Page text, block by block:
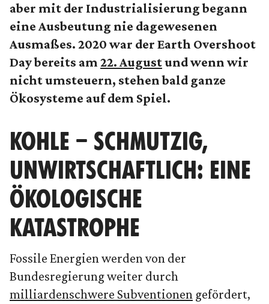
aber mit der Industrialisierung begann
eine Ausbeutung nie dagewesenen
Ausmaßes. 2020 war der Earth Overshoot
Day bereits am 22. Augustund wenn wir
nicht umsteuern, stehen bald ganze
Ökosysteme auf dem Spiel.
KOHLE – SCHMUTZIG,
UNWIRTSCHAFTLICH: EINE
ÖKOLOGISCHE
KATASTROPHE
Fossile Energien werden von der
Bundesregierung weiter durch
milliardenschwere Subventionen gefördert,